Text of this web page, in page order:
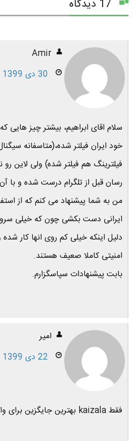
Amir
30 دی 1399
سلام اقای ابراهیم، بیشتر چیز هایی
خود ایران فیلتر شده،(متاسفانه
فیلترینگ هم فیلتر شده) ولی لاین رو
رسان قبل از تلگرام درست شده و با
من به شما پیشنهاد می کنم که از
ایرانی دست بکشی چون که خیلی
دلیل اینکه خیلی کم روی انها کار
امنیتی کاملا صعیف هستند.
بابت پیشنهادات سپاسگزارم.
امیر
22 دی 1399
فقط kaizala بهترین جایگزین برای واتس آپ و تلگرام